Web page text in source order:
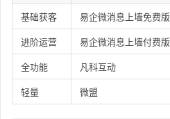
基础获客 易企微消息上墙免费版
进阶运营 易企微消息上墙付费版
全功能 凡科互动
轻量 微盟